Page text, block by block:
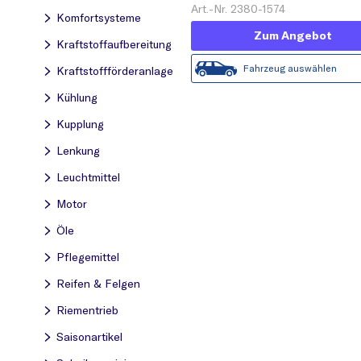
Komfortsysteme
Kraftstoff­aufbereitung
Kraftstoff­förderanlage
Kühlung
Kupplung
Lenkung
Leuchtmittel
Motor
Öle
Pflegemittel
Reifen & Felgen
Riementrieb
Saisonartikel
Art.-Nr. 2380-1574
Zum Angebot
Fahrzeug auswählen